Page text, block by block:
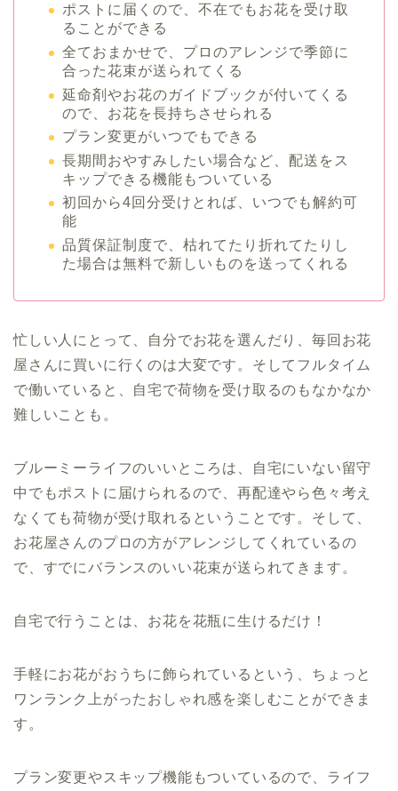
ポストに届くので、不在でもお花を受け取
ることができる
全ておまかせで、プロのアレンジで季節に
合った花束が送られてくる
延命剤やお花のガイドブックが付いてくる
ので、お花を長持ちさせられる
プラン変更がいつでもできる
長期間おやすみしたい場合など、配送をス
キップできる機能もついている
初回から4回分受けとれば、いつでも解約可
能
品質保証制度で、枯れてたり折れてたりし
た場合は無料で新しいものを送ってくれる
忙しい人にとって、自分でお花を選んだり、毎回お花
屋さんに買いに行くのは大変です。そしてフルタイム
で働いていると、自宅で荷物を受け取るのもなかなか
難しいことも。
ブルーミーライフのいいところは、自宅にいない留守
中でもポストに届けられるので、再配達やら色々考え
なくても荷物が受け取れるということです。そして、
お花屋さんのプロの方がアレンジしてくれているの
で、すでにバランスのいい花束が送られてきます。
自宅で行うことは、お花を花瓶に生けるだけ！
手軽にお花がおうちに飾られているという、ちょっと
ワンランク上がったおしゃれ感を楽しむことができま
す。
プラン変更やスキップ機能もついているので、ライフ